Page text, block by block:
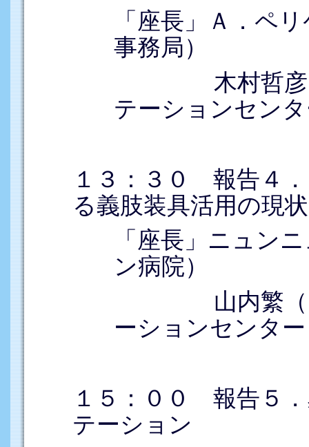
「座長」Ａ．ペ
事務局）
木村哲彦（
テーションセン
１３：３０ 報告４
る義肢装具活用の現
「座長」ニュン
ン病院）
山内繁（国
ーションセンタ
１５：００ 報告５
テーション